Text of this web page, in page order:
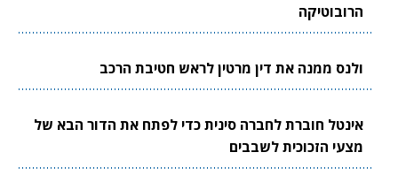
הרובוטיקה
ולנס ממנה את דין מרטין לראש חטיבת הרכב
אינטל חוברת לחברה סינית כדי לפתח את הדור הבא של
מצעי הזכוכית לשבבים